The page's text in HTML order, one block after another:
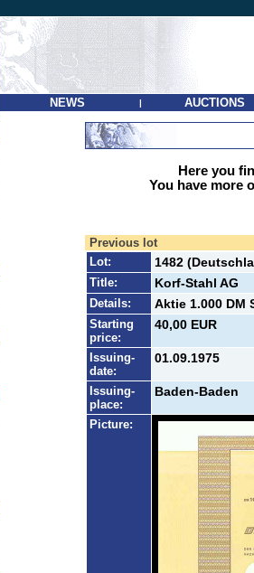
NEWS | AUCTIONS
Here you
You have more
Previous lot
Lot:
1482
Title: Korf-Stahl AG
Details: Aktie 1.000 DM
Starting
price:
40,00 EUR
Issuing-
date:
01.09.1975
Issuing-
place:
Baden-Baden
Picture: